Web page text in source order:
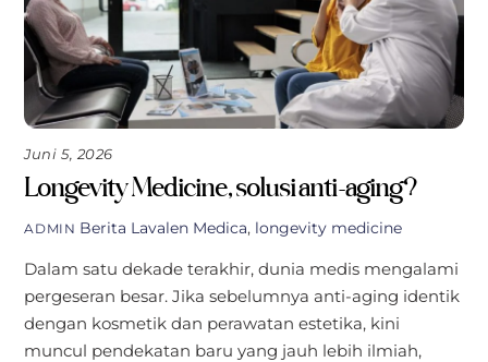
Juni 5, 2026
Longevity Medicine, solusi anti-aging?
ADMIN Berita Lavalen Medica, longevity medicine
Dalam satu dekade terakhir, dunia medis mengalami
pergeseran besar. Jika sebelumnya anti-aging identik
dengan kosmetik dan perawatan estetika, kini
muncul pendekatan baru yang jauh lebih ilmiah,